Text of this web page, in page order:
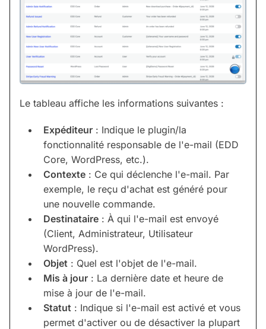
Le tableau affiche les informations suivantes :
Expéditeur : Indique le plugin/la
fonctionnalité responsable de l'e-mail (EDD
Core, WordPress, etc.).
Contexte : Ce qui déclenche l'e-mail. Par
exemple, le reçu d'achat est généré pour
une nouvelle commande.
Destinataire : À qui l'e-mail est envoyé
(Client, Administrateur, Utilisateur
WordPress).
Objet : Quel est l'objet de l'e-mail.
Mis à jour : La dernière date et heure de
mise à jour de l'e-mail.
Statut : Indique si l'e-mail est activé et vous
permet d'activer ou de désactiver la plupart